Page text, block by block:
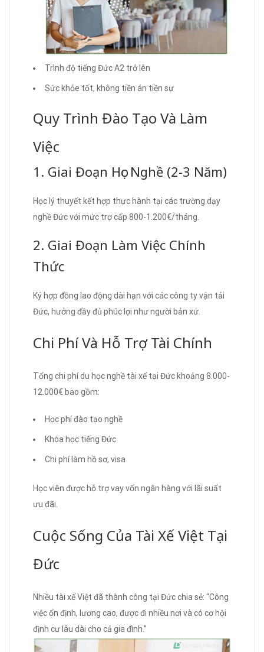
Trình độ tiếng Đức A2 trở lên
Sức khỏe tốt, không tiền án tiền sự
Quy Trình Đào Tạo Và Làm
Việc
1. Giai Đoạn Học Nghề (2-3 Năm)
Học lý thuyết kết hợp thực hành tại các trường dạy
nghề Đức với mức trợ cấp 800-1.200€/tháng.
2. Giai Đoạn Làm Việc Chính
Thức
Ký hợp đồng lao động dài hạn với các công ty vận tải
Đức, hưởng đầy đủ phúc lợi như người bản xứ.
Chi Phí Và Hỗ Trợ Tài Chính
Tổng chi phí du học nghề tài xế tại Đức khoảng 8.000-
12.000€ bao gồm:
Học phí đào tạo nghề
Khóa học tiếng Đức
Chi phí làm hồ sơ, visa
Học viên được hỗ trợ vay vốn ngân hàng với lãi suất
ưu đãi.
Cuộc Sống Của Tài Xế Việt Tại
Đức
Nhiều tài xế Việt đã thành công tại Đức chia sẻ: “Công
việc ổn định, lương cao, được đi nhiều nơi và có cơ hội
định cư lâu dài cho cả gia đình.”